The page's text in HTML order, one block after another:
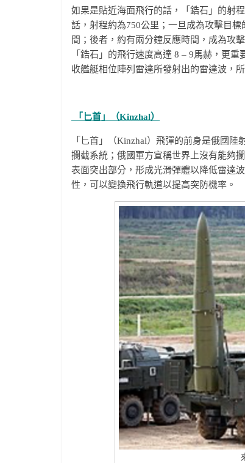
如果是貼近海面飛行的話，「鋯石」的射
話，射程約為750公里；一旦成為攻擊目
間；後者，約有兩分鐘反應時間，成為攻
「鋯石」的飛行速度高達 8 – 9馬赫，更
收艦艇相位陣列雷達所發射出的雷達波，
「匕首」（Kinzhal）
「匕首」（Kinzhal）飛彈的前身是俄國
攔截系統；俄國軍方宣稱世界上沒有能夠
表面突出部分，形成光滑彈體以降低雷達
性，可以變換飛行軌道以提高突防機率。